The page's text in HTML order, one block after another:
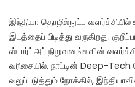
இந்தியா தொழில்நுட்ப
இடத்தைப் பிடித்து வருகிறது.
ஸ்டார்ட்அப் நிறுவனங்களின்
வரிசையில், நாட்டின் Deep-
வலுப்படுத்தும் நோக்கில்,